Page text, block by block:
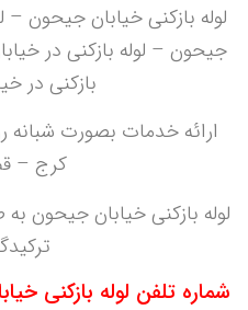
لوله بازکنی خیابان جیحون –
جیحون – لوله بازکنی در
بازکنی در
ارائه خدمات بصورت شبانه
کرج –
لوله بازکنی خیابان جیحون
شماره تلفن لوله بازکنی خیابان